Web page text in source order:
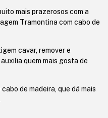
mais prazerosos com a
Tramontina com cabo de
cavar, remover e
quem mais gosta de
de madeira, que dá mais